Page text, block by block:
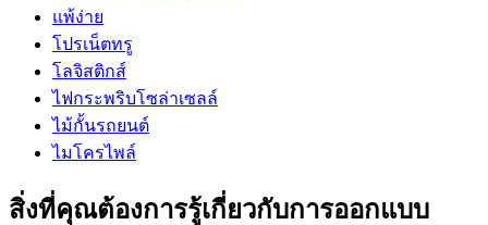
แพ้ง่าย
โปรเน็ตทรู
โลจิสติกส์
ไฟกระพริบโซล่าเซลล์
ไม้กั้นรถยนต์
ไมโครไพล์
สิ่งที่คุณต้องการรู้เกี่ยวกับการออกแบบ